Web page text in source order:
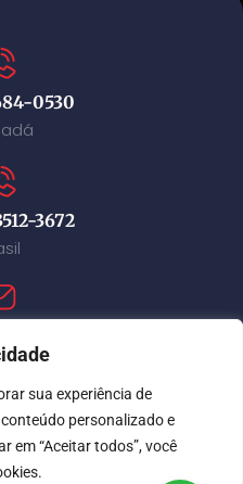
sua experiência de
personalizado e
em “Aceitar todos”, você
0530
3672
os direitos reservados.